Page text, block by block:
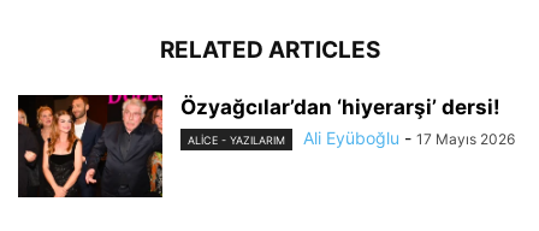
RELATED ARTICLES
Özyağcılar’dan ‘hiyerarşi’ dersi!
ALİCE - YAZILARIM Ali Eyüboğlu - 17 Mayıs 2026